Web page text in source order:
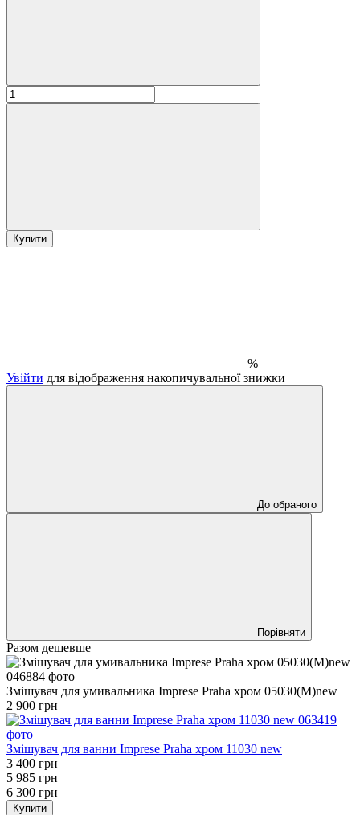
Купити
%
Увійти для відображення накопичувальної знижки
До обраного
Порівняти
Разом дешевше
Змішувач для умивальника Imprese Praha хром 05030(M)new
2 900 грн
Змішувач для ванни Imprese Praha хром 11030 new
3 400 грн
5 985 грн
6 300 грн
Купити